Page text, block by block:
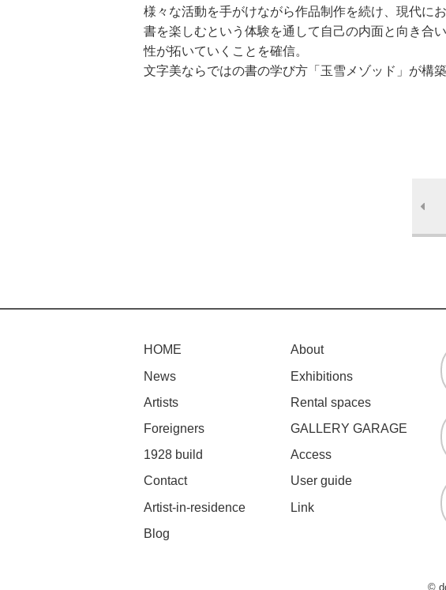
様々な活動を手がけながら作品制作を続け、現代に
書を楽しむという体験を通して自己の内面と向き合
性が拓いていくことを確信。
文字美ならではの書の学び方「玉雪メゾッド」が構築
HOME
About
News
Exhibitions
Artists
Rental spaces
Foreigners
GALLERY GARAGE
1928 build
Access
Contact
User guide
Artist-in-residence
Link
Blog
©